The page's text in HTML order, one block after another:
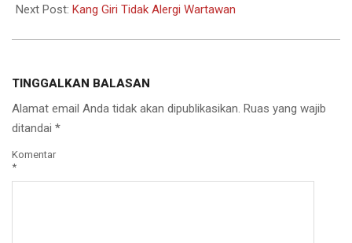
Next Post: Kang Giri Tidak Alergi Wartawan
TINGGALKAN BALASAN
Alamat email Anda tidak akan dipublikasikan. Ruas yang wajib
ditandai *
Komentar
*